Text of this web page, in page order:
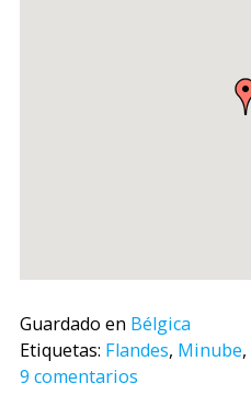
Guardado en Bélgica
Etiquetas: Flandes, Minube,
9 comentarios